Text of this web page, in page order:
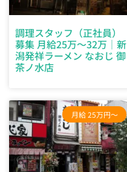
調理スタッフ（正社員）
募集 月給25万～32万｜新
潟発祥ラーメン なおじ 御
茶ノ水店
月給 25万円～